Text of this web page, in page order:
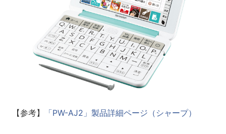
【参考】 「PW-AJ2」製品詳細ページ（シャープ）